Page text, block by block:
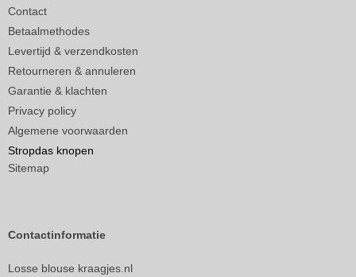
Contact
Betaalmethodes
Levertijd & verzendkosten
Retourneren & annuleren
Garantie & klachten
Privacy policy
Algemene voorwaarden
Stropdas knopen
Sitemap
Contactinformatie
Losse blouse kraagjes.nl